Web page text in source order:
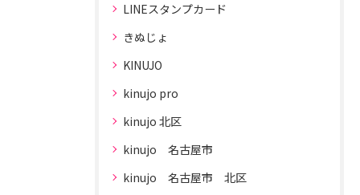
LINEスタンプカード
きぬじょ
KINUJO
kinujo pro
kinujo 北区
kinujo 名古屋市
kinujo 名古屋市 北区